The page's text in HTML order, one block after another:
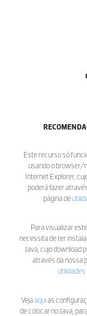
Este recurso só
usando o browser/
Internet Explorer,
poderá fazer
página de
Para visualizar
necessita de ter
Java, cujo download
através da nossa
utilidades
Vejaaquias
de colocar no Java,